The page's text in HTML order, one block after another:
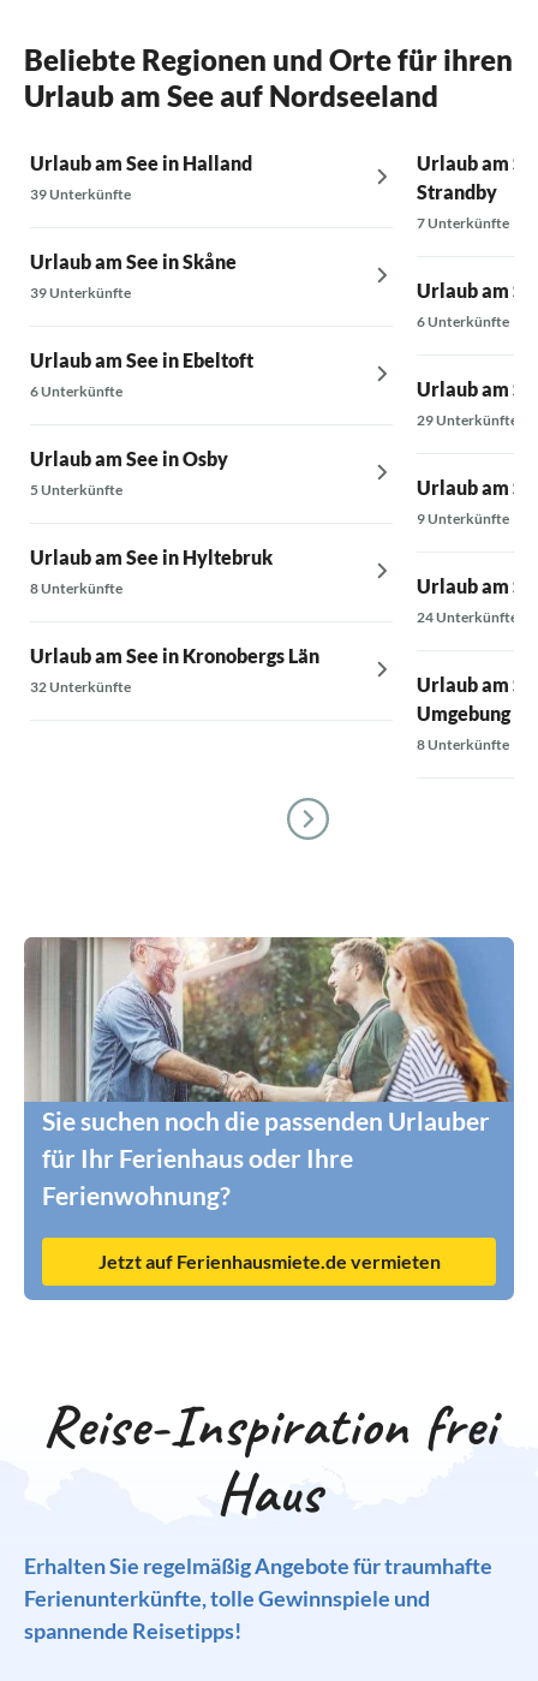
Beliebte Regionen und Orte für ihren
Urlaub am See auf Nordseeland
Urlaub am See in Halland
39 Unterkünfte
Urlaub am See in Skåne
39 Unterkünfte
Urlaub am See in Ebeltoft
6 Unterkünfte
Urlaub am See in Osby
5 Unterkünfte
Urlaub am See in Hyltebruk
8 Unterkünfte
Urlaub am See in Kronobergs Län
32 Unterkünfte
Urlaub am
Strandby
7 Unterkünfte
Urlaub am
6 Unterkünfte
Urlaub am
29 Unterkünfte
Urlaub am
9 Unterkünfte
Urlaub am
24 Unterkünfte
Urlaub am
Umgebung
8 Unterkünfte
Sie suchen noch die passenden Urlauber
für Ihr Ferienhaus oder Ihre
Ferienwohnung?
Jetzt auf Ferienhausmiete.de vermieten
Reise-Inspiration frei
Haus
Erhalten Sie regelmäßig Angebote für traumhafte
Ferienunterkünfte, tolle Gewinnspiele und
spannende Reisetipps!